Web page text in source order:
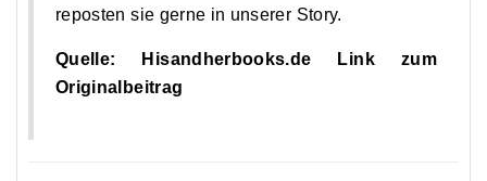
reposten sie gerne in unserer Story.
Quelle: Hisandherbooks.de Link zum
Originalbeitrag